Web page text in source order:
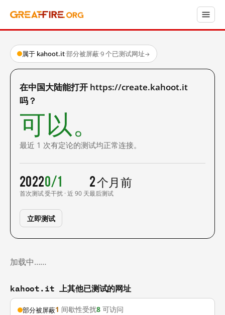
属于 kahoot.it·部分被屏蔽·9 个已测试网址→
在中国大陆能打开 https://create.kahoot.it
吗？
可以。
最近 1 次有定论的测试均正常连接。
2022
首次测试
0/1
受干扰 · 近 90 天
2 个月前
最后测试
立即测试
加载中……
kahoot.it 上其他已测试的网址
部分被屏蔽1 间歇性受扰8 可访问